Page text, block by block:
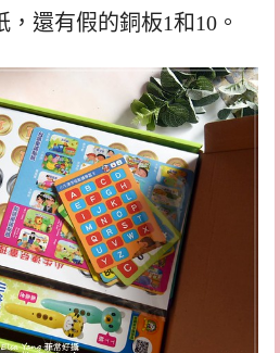
還有假的銅板1和10。